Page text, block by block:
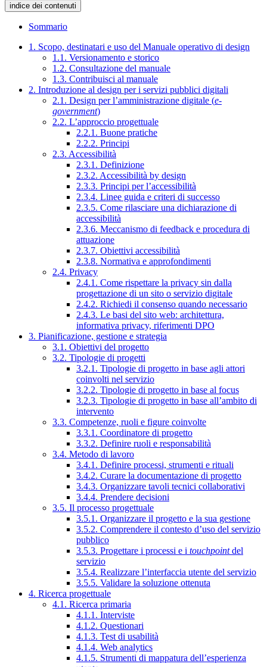
indice dei contenuti
Sommario
1. Scopo, destinatari e uso del Manuale operativo di design
1.1. Versionamento e storico
1.2. Consultazione del manuale
1.3. Contribuisci al manuale
2. Introduzione al design per i servizi pubblici digitali
2.1. Design per l’amministrazione digitale (e-
government)
2.2. L’approccio progettuale
2.2.1. Buone pratiche
2.2.2. Principi
2.3. Accessibilità
2.3.1. Definizione
2.3.2. Accessibilità by design
2.3.3. Principi per l’accessibilità
2.3.4. Linee guida e criteri di successo
2.3.5. Come rilasciare una dichiarazione di
accessibilità
2.3.6. Meccanismo di feedback e procedura di
attuazione
2.3.7. Obiettivi accessibilità
2.3.8. Normativa e approfondimenti
2.4. Privacy
2.4.1. Come rispettare la privacy sin dalla
progettazione di un sito o servizio digitale
2.4.2. Richiedi il consenso quando necessario
2.4.3. Le basi del sito web: architettura,
informativa privacy, riferimenti DPO
3. Pianificazione, gestione e strategia
3.1. Obiettivi del progetto
3.2. Tipologie di progetti
3.2.1. Tipologie di progetto in base agli attori
coinvolti nel servizio
3.2.2. Tipologie di progetto in base al focus
3.2.3. Tipologie di progetto in base all’ambito di
intervento
3.3. Competenze, ruoli e figure coinvolte
3.3.1. Coordinatore di progetto
3.3.2. Definire ruoli e responsabilità
3.4. Metodo di lavoro
3.4.1. Definire processi, strumenti e rituali
3.4.2. Curare la documentazione di progetto
3.4.3. Organizzare tavoli tecnici collaborativi
3.4.4. Prendere decisioni
3.5. Il processo progettuale
3.5.1. Organizzare il progetto e la sua gestione
3.5.2. Comprendere il contesto d’uso del servizio
pubblico
3.5.3. Progettare i processi e i touchpointdel
servizio
3.5.4. Realizzare l’interfaccia utente del servizio
3.5.5. Validare la soluzione ottenuta
4. Ricerca progettuale
4.1. Ricerca primaria
4.1.1. Interviste
4.1.2. Questionari
4.1.3. Test di usabilità
4.1.4. Web analytics
4.1.5. Strumenti di mappatura dell’esperienza